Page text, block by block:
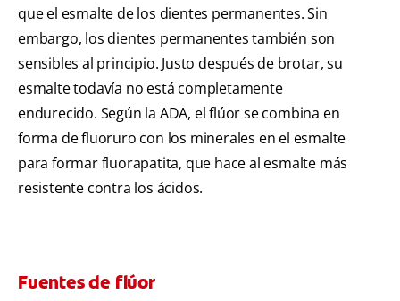
que el esmalte de los dientes permanentes. Sin
embargo, los dientes permanentes también son
sensibles al principio. Justo después de brotar, su
esmalte todavía no está completamente
endurecido. Según la ADA, el flúor se combina en
forma de fluoruro con los minerales en el esmalte
para formar fluorapatita, que hace al esmalte más
resistente contra los ácidos.
Fuentes de flúor